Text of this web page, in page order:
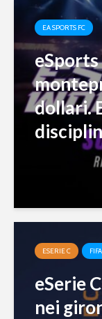
EA SPORTS FC
dollari.
ESERIE C FIFA
eSerie
nei